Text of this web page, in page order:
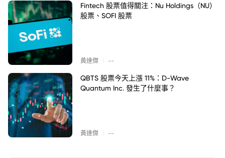
Fintech 股票值得關注：Nu Holdings（NU）
股票、SOFI 股票
黃達傑 --
QBTS 股票今天上漲 11%：D-Wave
Quantum Inc. 發生了什麼事？
黃達傑 --